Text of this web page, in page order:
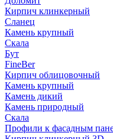
Кирпич клинкерный
Сланец
Камень крупный
Скала
Бут
FineBer
Кирпич облицовочный
Камень крупный
Камень дикий
Камень природный
Скала
Профили к фасадным